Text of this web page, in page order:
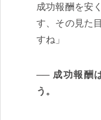
成功報酬を安
す、その見た
すね」
成功報酬
う。